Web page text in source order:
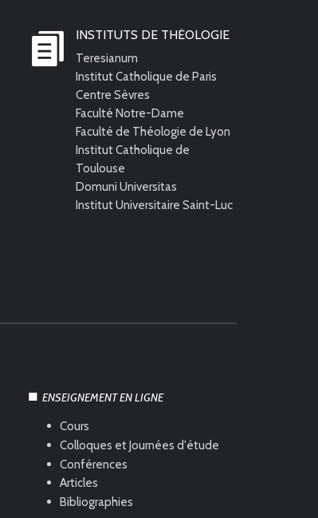
INSTITUTS DE THÉOLOGIE
Teresianum
Institut Catholique de Paris
Centre Sèvres
Faculté Notre-Dame
Faculté de Théologie de Lyon
Institut Catholique de
Toulouse
Domuni Universitas
Institut Universitaire Saint-Luc
ENSEIGNEMENT EN LIGNE
Cours
Colloques et Journées d'étude
Conférences
Articles
Bibliographies